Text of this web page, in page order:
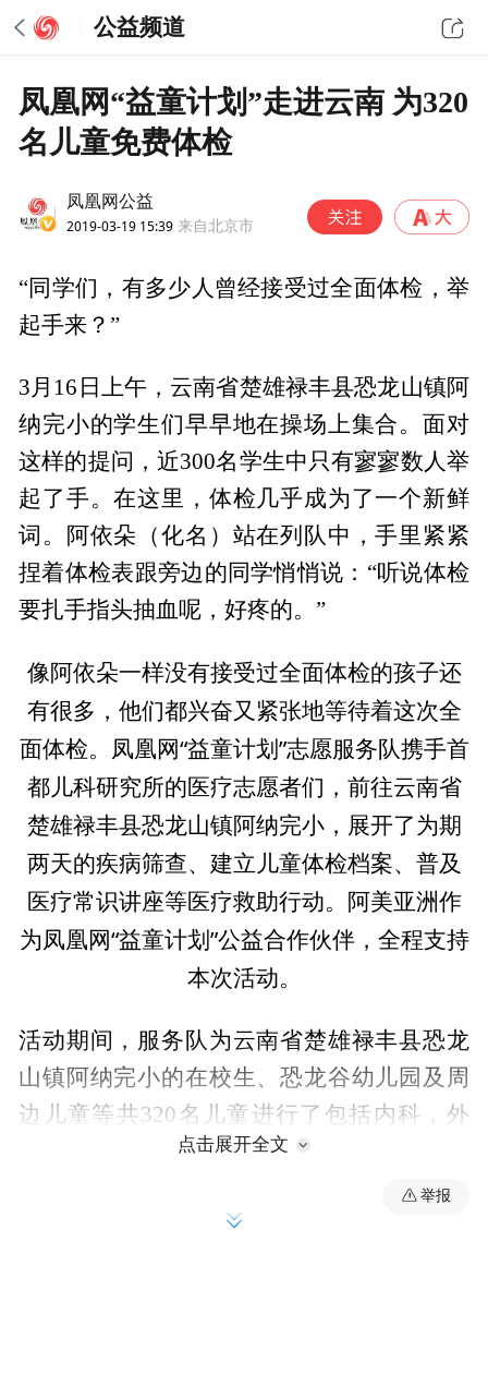
公益频道
凤凰网“益童计划”走进云南 为320
名儿童免费体检
凤凰网公益
2019-03-19 15:39 来自北京市
“同学们，有多少人曾经接受过全面体检，举
起手来？”
3月16日上午，云南省楚雄禄丰县恐龙山镇阿
纳完小的学生们早早地在操场上集合。面对
这样的提问，近300名学生中只有寥寥数人举
起了手。在这里，体检几乎成为了一个新鲜
词。阿依朵（化名）站在列队中，手里紧紧
捏着体检表跟旁边的同学悄悄说：“听说体检
要扎手指头抽血呢，好疼的。”
像阿依朵一样没有接受过全面体检的孩子还
有很多，他们都兴奋又紧张地等待着这次全
面体检。凤凰网“益童计划”志愿服务队携手首
都儿科研究所的医疗志愿者们，前往云南省
楚雄禄丰县恐龙山镇阿纳完小，展开了为期
两天的疾病筛查、建立儿童体检档案、普及
医疗常识讲座等医疗救助行动。阿美亚洲作
为凤凰网“益童计划”公益合作伙伴，全程支持
本次活动。
活动期间，服务队为云南省楚雄禄丰县恐龙
山镇阿纳完小的在校生、恐龙谷幼儿园及周
边儿童等共320名儿童进行了包括内科，外
科，眼科，耳鼻喉科，皮肤科，口腔科，心
脏超声科，腹部超声科，检验科，体格检查
十个项目在内的疾病筛查检查，并为他们分
点击展开全文
举报